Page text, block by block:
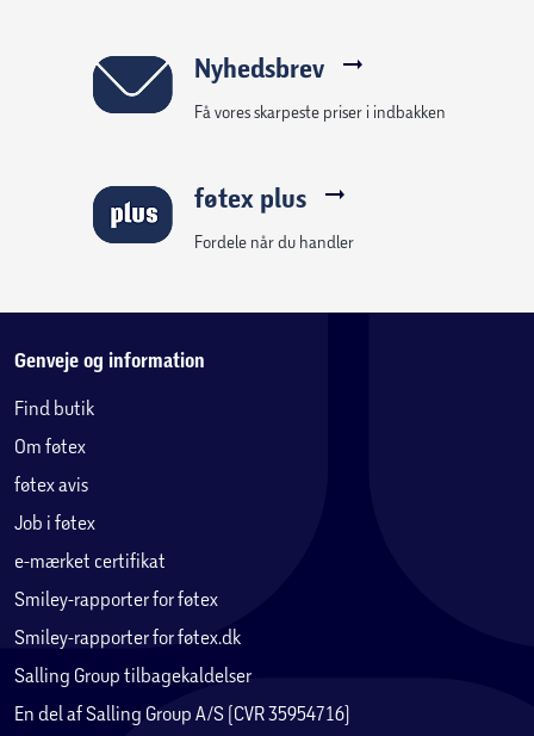
Nyhedsbrev
Få vores skarpeste priser i indbakken
føtex plus
Fordele når du handler
Genveje og information
Find butik
Om føtex
føtex avis
Job i føtex
e-mærket certifikat
Smiley-rapporter for føtex
Smiley-rapporter for føtex.dk
Salling Group tilbagekaldelser
En del af Salling Group A/S (CVR 35954716)